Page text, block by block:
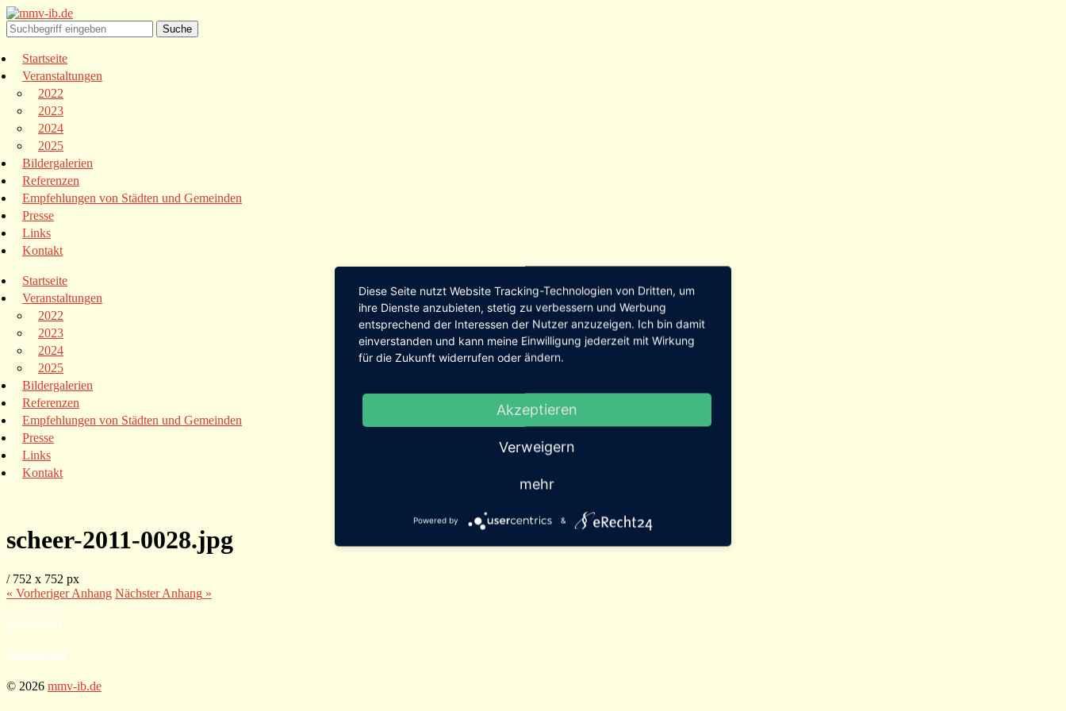
Startseite
Veranstaltungen
2022
2023
2024
2025
Bildergalerien
Referenzen
Empfehlungen von Städten und Gemeinden
Presse
Links
Kontakt
Startseite
Veranstaltungen
2022
2023
2024
2025
Bildergalerien
Referenzen
Empfehlungen von Städten und Gemeinden
Presse
Links
Kontakt
scheer-2011-0028.jpg
/ 752 x 752 px
« VorherigerAnhang NächsterAnhang »
Impressum
Datenschutz
© 2026 mmv-ib.de
Diese Seite nutzt Website Tracking-Technologien von Dritten, um
ihre Dienste anzubieten, stetig zu verbessern und Werbung
entsprechend der Interessen der Nutzer anzuzeigen. Ich bin damit
einverstanden und kann meine Einwilligung jederzeit mit Wirkung
für die Zukunft widerrufen oder ändern.
Akzeptieren
Verweigern
mehr
Powered by &